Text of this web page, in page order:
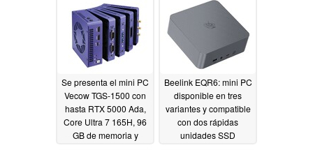
decepcionantes en
Alemania
08/13/2024
Se presenta el mini PC
Vecow TGS-1500 con
hasta RTX 5000 Ada,
Core Ultra 7 165H, 96
GB de memoria y
Beelink EQR6: mini PC
disponible en tres
variantes y compatible
con dos rápidas
unidades SSD